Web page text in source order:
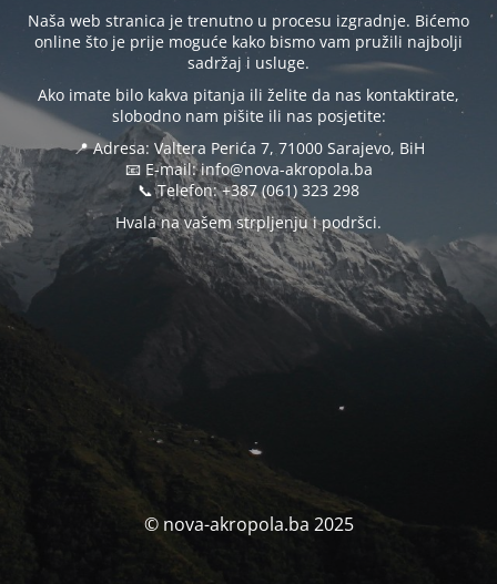
Naša web stranica je trenutno u procesu izgradnje. Bićemo
online što je prije moguće kako bismo vam pružili najbolji
sadržaj i usluge.
Ako imate bilo kakva pitanja ili želite da nas kontaktirate,
slobodno nam pišite ili nas posjetite:
📍 Adresa: Valtera Perića 7, 71000 Sarajevo, BiH
📧 E-mail: info@nova-akropola.ba
📞 Telefon: +387 (061) 323 298
Hvala na vašem strpljenju i podršci.
© nova-akropola.ba 2025